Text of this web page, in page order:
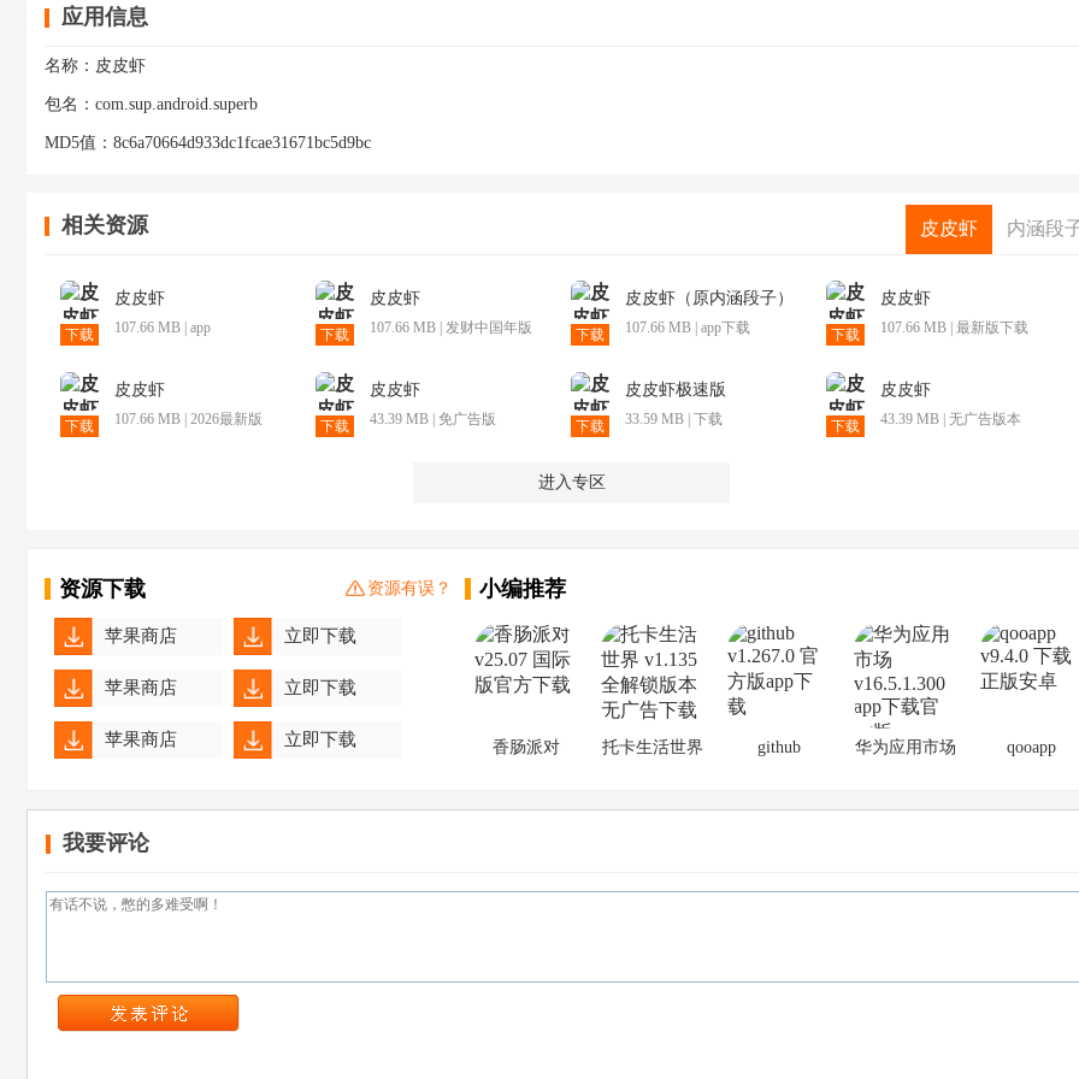
应用信息
名称： 皮皮虾
包名： com.sup.android.superb
MD5值： 8c6a70664d933dc1fcae31671bc5d9bc
相关资源 皮皮虾 内涵段
下载
皮皮虾
107.66 MB | app 下载
皮皮虾
107.66 MB | 发财中国年版
下载
皮皮虾（原内涵段子）
107.66 MB | app下载 下载
皮皮虾
107.66 MB | 最新版下载
下载
皮皮虾
107.66 MB | 2026最新版 下载
皮皮虾
43.39 MB | 免广告版 下载
皮皮虾极速版
33.59 MB | 下载 下载
皮皮虾
43.39 MB | 无广告版本
进入专区
资源下载 资源有误？
苹果商店 立即下载
苹果商店 立即下载
苹果商店 立即下载
苹果商店
苹果商店 立即下载
苹果商店
小编推荐
香肠派对 托卡生活世界 github 华为应用市场 qooapp
我要评论